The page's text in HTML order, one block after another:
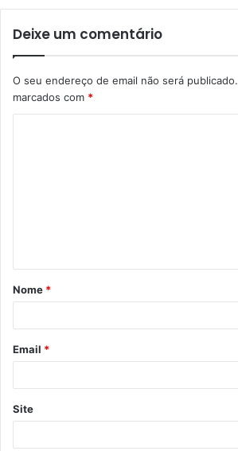
Deixe um comentário
O seu endereço de email não será publicado.
marcados com *
Nome *
Email *
Site